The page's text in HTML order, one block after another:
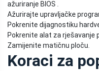
ažuriranje BIOS .
Ažurirajte upravljačke
Pokrenite dijagnostiku
Pokrenite alat za rješavanje
Zamijenite matičnu ploču.
Koraci za